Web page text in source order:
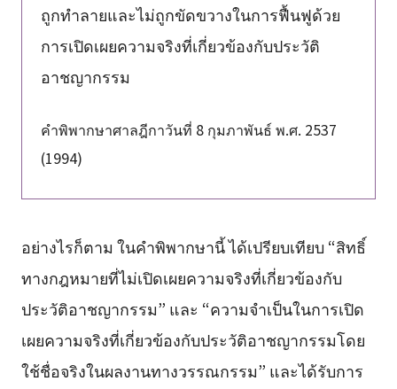
ถูกทำลายและไม่ถูกขัดขวางในการฟื้นฟูด้วย
การเปิดเผยความจริงที่เกี่ยวข้องกับประวัติ
อาชญากรรม
คำพิพากษาศาลฎีกาวันที่ 8 กุมภาพันธ์ พ.ศ. 2537
(1994)
อย่างไรก็ตาม ในคำพิพากษานี้ ได้เปรียบเทียบ “สิทธิ์
ทางกฎหมายที่ไม่เปิดเผยความจริงที่เกี่ยวข้องกับ
ประวัติอาชญากรรม” และ “ความจำเป็นในการเปิด
เผยความจริงที่เกี่ยวข้องกับประวัติอาชญากรรมโดย
ใช้ชื่อจริงในผลงานทางวรรณกรรม” และได้รับการ